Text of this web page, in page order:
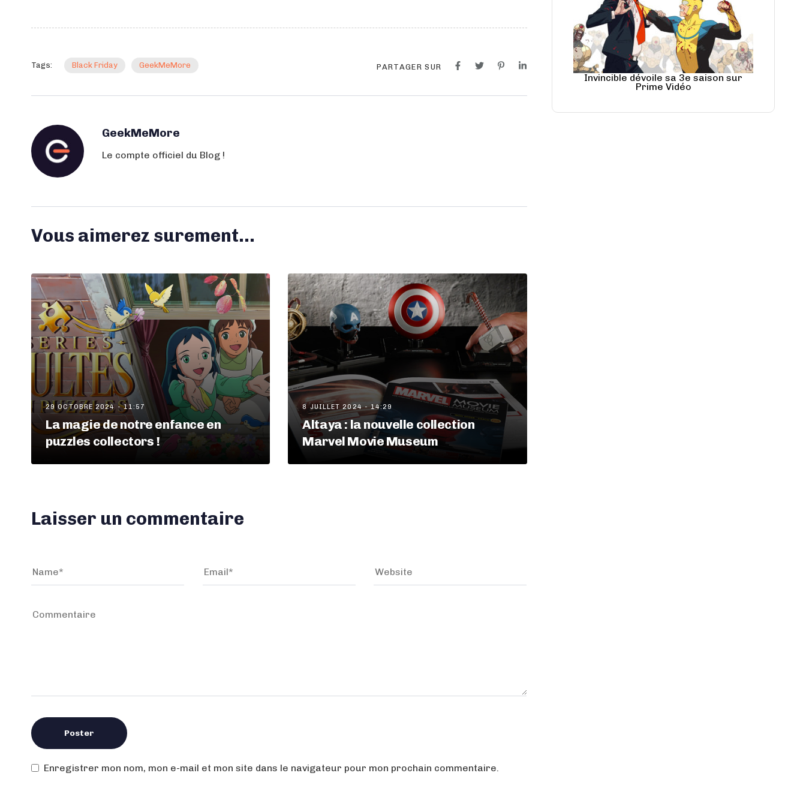
Tags: Black Friday GeekMeMore PARTAGER SUR
GeekMeMore
Le compte officiel du Blog !
Vous aimerez surement...
29 OCTOBRE 2024 - 11:57
La magie de notre enfance en
puzzles collectors !
8 JUILLET 2024 - 14:29
Altaya : la nouvelle collection
Marvel Movie Museum
Laisser un commentaire
Enregistrer mon nom, mon e-mail et mon site dans le navigateur pour mon prochain commentaire.
Invincible dévoile sa 3e saison sur
Prime Vidéo